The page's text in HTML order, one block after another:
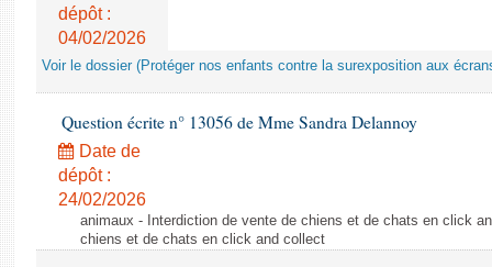
dépôt :
04/02/2026
Voir le dossier (Protéger nos enfants contre la surexposition aux
Question écrite n° 13056 de Mme Sandra Delannoy
Date de
dépôt :
24/02/2026
animaux - Interdiction de vente de chiens et de chats en click
chiens et de chats en click and collect